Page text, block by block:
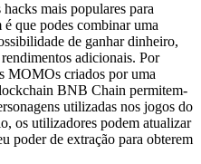
mais populares para
que podes combinar uma
de ganhar dinheiro,
adicionais. Por
MOMOs criados por uma
BNB Chain permitem-
utilizadas nos jogos do
os utilizadores podem atualizar
poder de extração para obterem